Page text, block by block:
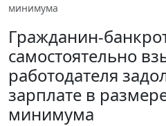
минимума
Гражданин-
самостоятельно
работодателя
зарплате в
минимума